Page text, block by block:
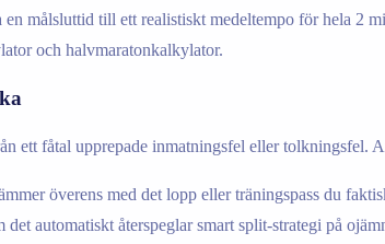
målsluttid till ett realistiskt medeltempo för hela 2
och halvmaratonkalkylator.
ett fåtal upprepade inmatningsfel eller tolkningsfel.
överens med det lopp eller träningspass du
automatiskt återspeglar smart split-strategi på